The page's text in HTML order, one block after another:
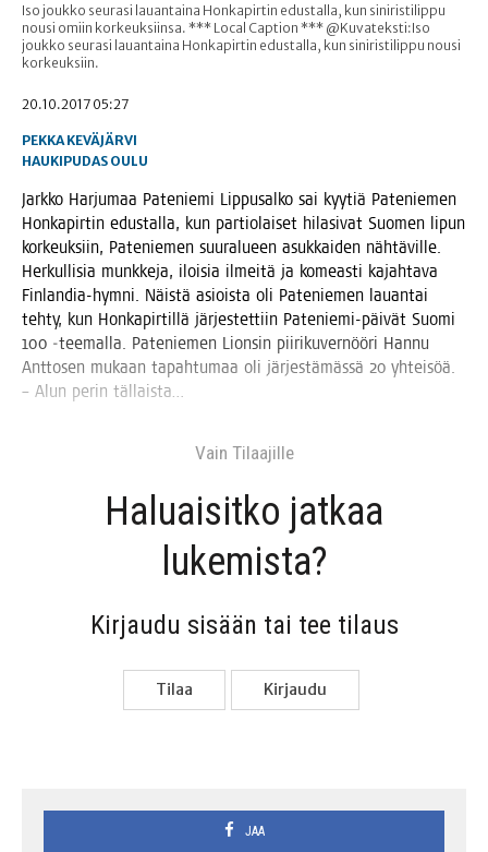
Iso joukko seurasi lauantaina Honkapirtin edustalla, kun siniristilippu
nousi omiin korkeuksiinsa. *** Local Caption *** @Kuvateksti:Iso
joukko seurasi lauantaina Honkapirtin edustalla, kun siniristilippu nousi
korkeuksiin.
20.10.2017 05:27
PEKKA KEVÄJÄRVI
HAUKIPUDAS OULU
Jark­ko Har­ju­maa Pate­nie­mi Lip­pusal­ko sai kyy­tiä Pate­nie­men
Hon­ka­pir­tin edus­tal­la, kun par­tio­lai­set hila­si­vat Suo­men lipun
kor­keuk­siin, Pate­nie­men suur­alu­een asuk­kai­den näh­tä­vil­le.
Her­kul­li­sia munk­ke­ja, iloi­sia ilmei­tä ja komeas­ti kajah­ta­va
Fin­lan­dia-hym­ni. Näis­tä asiois­ta oli Pate­nie­men lau­an­tai
teh­ty, kun Hon­ka­pir­til­lä jär­jes­tet­tiin Pate­nie­mi-päi­vät Suo­mi
100 ‑tee­mal­la. Pate­nie­men Lion­sin pii­ri­ku­ver­nöö­ri Han­nu
Ant­to­sen mukaan tapah­tu­maa oli jär­jes­tä­mäs­sä 20 yhtei­söä.
– Alun perin tällaista…
Vain Tilaa­jil­le
Haluai­sit­ko jat­kaa
lukemista?
Kir­jau­du sisään tai tee tilaus
Tilaa Kir­jau­du
JAA